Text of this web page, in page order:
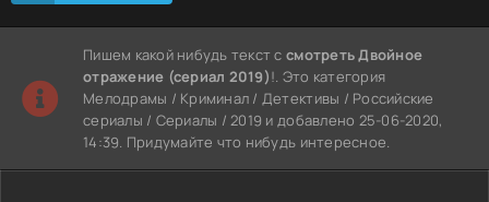
Пишем какой нибудь текст ссмотреть Двойное
отражение (сериал 2019)!. Это категория
Мелодрамы / Криминал / Детективы / Российские
сериалы / Сериалы / 2019 и добавлено 25-06-2020,
14:39. Придумайте что нибудь интересное.